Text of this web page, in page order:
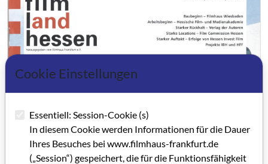
Cookie Einstellungen
Essentiell: Session-Cookie (s)
In diesem Cookie werden Informationen für die Dauer
Ihres Besuches bei www.filmhaus-frankfurt.de
(„Session“) gespeichert, die für die Funktionsfähigkeit